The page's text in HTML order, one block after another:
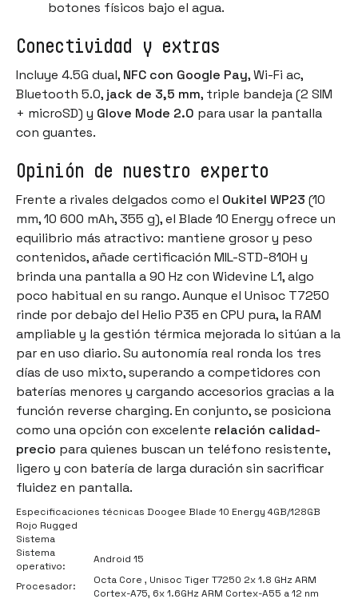
botones físicos bajo el agua.
Conectividad y extras
Incluye 4.5G dual, NFC con Google Pay, Wi-Fi ac,
Bluetooth 5.0, jack de 3,5 mm, triple bandeja (2 SIM
+ microSD) y Glove Mode 2.0 para usar la pantalla
con guantes.
Opinión de nuestro experto
Frente a rivales delgados como el Oukitel WP23 (10
mm, 10 600 mAh, 355 g), el Blade 10 Energy ofrece un
equilibrio más atractivo: mantiene grosor y peso
contenidos, añade certificación MIL-STD-810H y
brinda una pantalla a 90 Hz con Widevine L1, algo
poco habitual en su rango. Aunque el Unisoc T7250
rinde por debajo del Helio P35 en CPU pura, la RAM
ampliable y la gestión térmica mejorada lo sitúan a la
par en uso diario. Su autonomía real ronda los tres
días de uso mixto, superando a competidores con
baterías menores y cargando accesorios gracias a la
función reverse charging. En conjunto, se posiciona
como una opción con excelente relación calidad-
precio para quienes buscan un teléfono resistente,
ligero y con batería de larga duración sin sacrificar
fluidez en pantalla.
Especificaciones técnicas Doogee Blade 10 Energy 4GB/128GB
Rojo Rugged
Sistema
Sistema
operativo:
Android 15
Procesador:
Octa Core , Unisoc Tiger T7250 2x 1.8 GHz ARM
Cortex-A75, 6x 1.6GHz ARM Cortex-A55 a 12 nm